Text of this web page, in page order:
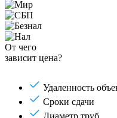
От чего
зависит цена?
Удаленность
Сроки сдачи
Диаметр труб